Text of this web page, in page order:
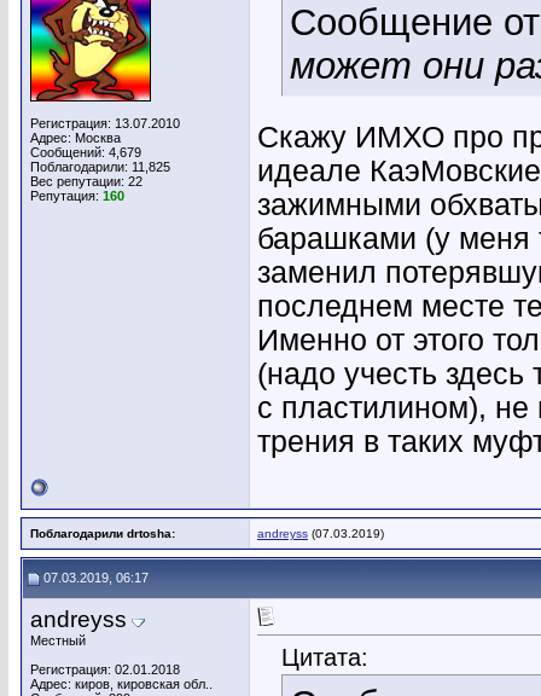
Регистрация: 13.07.2010
Адрес: Москва
Сообщений: 4,679
Поблагодарили: 11,825
Вес репутации: 22
Репутация: 160
Сообщение
может они
Скажу ИМХО про
идеале
зажимными
барашками (у меня
заменил
последнем месте
Именно от этого
(надо учесть здесь
с пластилином),
трения в таких
Поблагодарили drtosha: andreyss (07.03.2019)
07.03.2019, 06:17
andreyss
Местный
Регистрация: 02.01.2018
Адрес: киров, кировская обл..
Цитата: